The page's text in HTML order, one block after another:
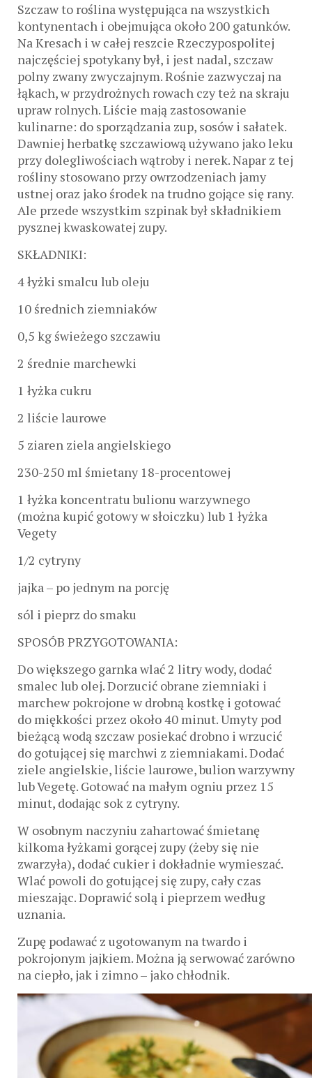
Szczaw to roślina występująca na wszystkich
kontynentach i obejmująca około 200 gatunków.
Na Kresach i w całej reszcie Rzeczypospolitej
najczęściej spotykany był, i jest nadal, szczaw
polny zwany zwyczajnym. Rośnie zazwyczaj na
łąkach, w przydrożnych rowach czy też na skraju
upraw rolnych. Liście mają zastosowanie
kulinarne: do sporządzania zup, sosów i sałatek.
Dawniej herbatkę szczawiową używano jako leku
przy dolegliwościach wątroby i nerek. Napar z tej
rośliny stosowano przy owrzodzeniach jamy
ustnej oraz jako środek na trudno gojące się rany.
Ale przede wszystkim szpinak był składnikiem
pysznej kwaskowatej zupy.
SKŁADNIKI:
4 łyżki smalcu lub oleju
10 średnich ziemniaków
0,5 kg świeżego szczawiu
2 średnie marchewki
1 łyżka cukru
2 liście laurowe
5 ziaren ziela angielskiego
230-250 ml śmietany 18-procentowej
1 łyżka koncentratu bulionu warzywnego
(można kupić gotowy w słoiczku) lub 1 łyżka
Vegety
1/2 cytryny
jajka – po jednym na porcję
sól i pieprz do smaku
SPOSÓB PRZYGOTOWANIA:
Do większego garnka wlać 2 litry wody, dodać
smalec lub olej. Dorzucić obrane ziemniaki i
marchew pokrojone w drobną kostkę i gotować
do miękkości przez około 40 minut. Umyty pod
bieżącą wodą szczaw posiekać drobno i wrzucić
do gotującej się marchwi z ziemniakami. Dodać
ziele angielskie, liście laurowe, bulion warzywny
lub Vegetę. Gotować na małym ogniu przez 15
minut, dodając sok z cytryny.
W osobnym naczyniu zahartować śmietanę
kilkoma łyżkami gorącej zupy (żeby się nie
zwarzyła), dodać cukier i dokładnie wymieszać.
Wlać powoli do gotującej się zupy, cały czas
mieszając. Doprawić solą i pieprzem według
uznania.
Zupę podawać z ugotowanym na twardo i
pokrojonym jajkiem. Można ją serwować zarówno
na ciepło, jak i zimno – jako chłodnik.